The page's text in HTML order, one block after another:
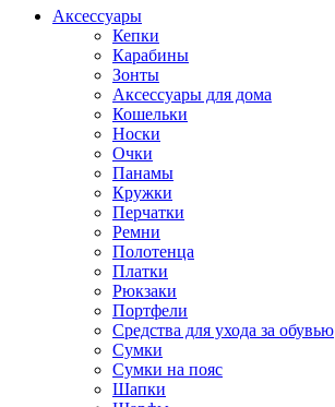
Аксессуары
Кепки
Карабины
Зонты
Аксессуары для дома
Кошельки
Носки
Очки
Панамы
Кружки
Перчатки
Ремни
Полотенца
Платки
Рюкзаки
Портфели
Средства для ухода за обувью
Сумки
Сумки на пояс
Шапки